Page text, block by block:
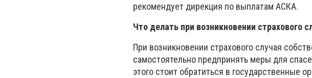
рекомендует дирекция по выплатам АСКА.
Что делать при возникновении страхового
При возникновении страхового случая
самостоятельно предпринять меры для
этого стоит обратиться в государственные